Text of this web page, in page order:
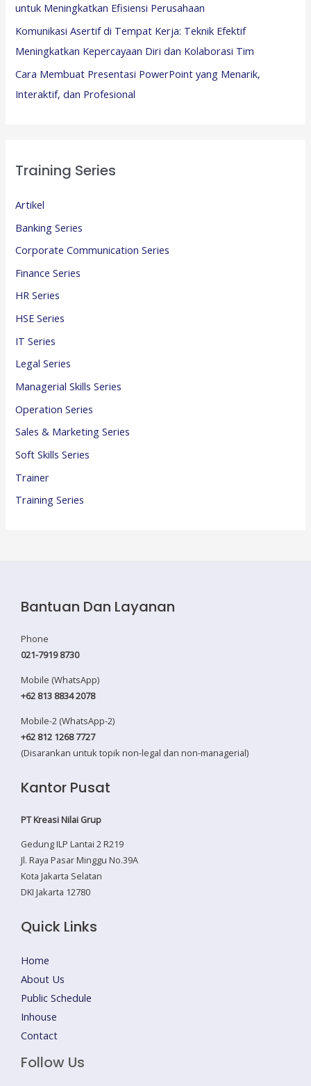
untuk Meningkatkan Efisiensi Perusahaan
Komunikasi Asertif di Tempat Kerja: Teknik Efektif
Meningkatkan Kepercayaan Diri dan Kolaborasi Tim
Cara Membuat Presentasi PowerPoint yang Menarik,
Interaktif, dan Profesional
Training Series
Artikel
Banking Series
Corporate Communication Series
Finance Series
HR Series
HSE Series
IT Series
Legal Series
Managerial Skills Series
Operation Series
Sales & Marketing Series
Soft Skills Series
Trainer
Training Series
Bantuan Dan Layanan
Phone
021-7919 8730
Mobile (WhatsApp)
+62 813 8834 2078
Mobile-2 (WhatsApp-2)
+62 812 1268 7727
(Disarankan untuk topik non-legal dan non-managerial)
Kantor Pusat
PT Kreasi Nilai Grup
Gedung ILP Lantai 2 R219
Jl. Raya Pasar Minggu No.39A
Kota Jakarta Selatan
DKI Jakarta 12780
Quick Links
Home
About Us
Public Schedule
Inhouse
Contact
Follow Us